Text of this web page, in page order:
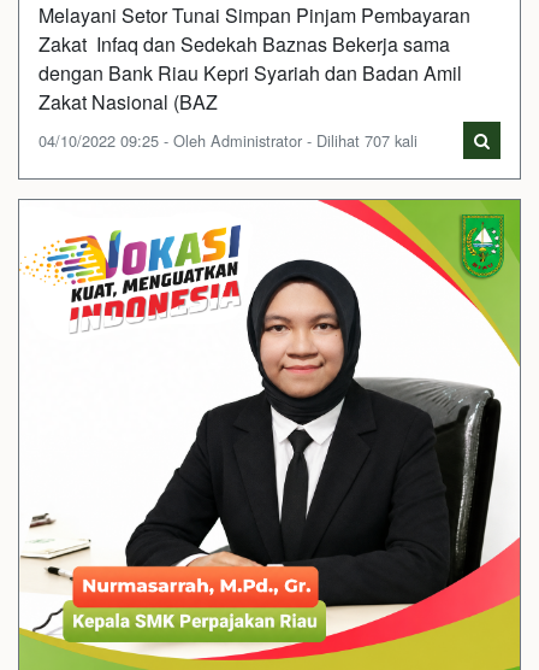
Melayani Setor Tunai Simpan Pinjam Pembayaran
Zakat Infaq dan Sedekah Baznas Bekerja sama
dengan Bank Riau Kepri Syariah dan Badan Amil
Zakat Nasional (BAZ
04/10/2022 09:25 - Oleh Administrator - Dilihat 707 kali